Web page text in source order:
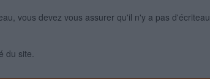
vous devez vous assurer qu'il n'y a pas d'écriteau
du site.